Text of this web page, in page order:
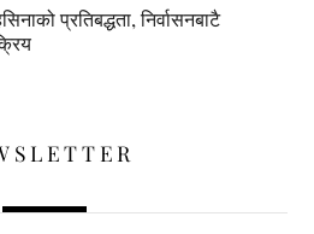
प्रतिबद्धता, निर्वासनबाटै